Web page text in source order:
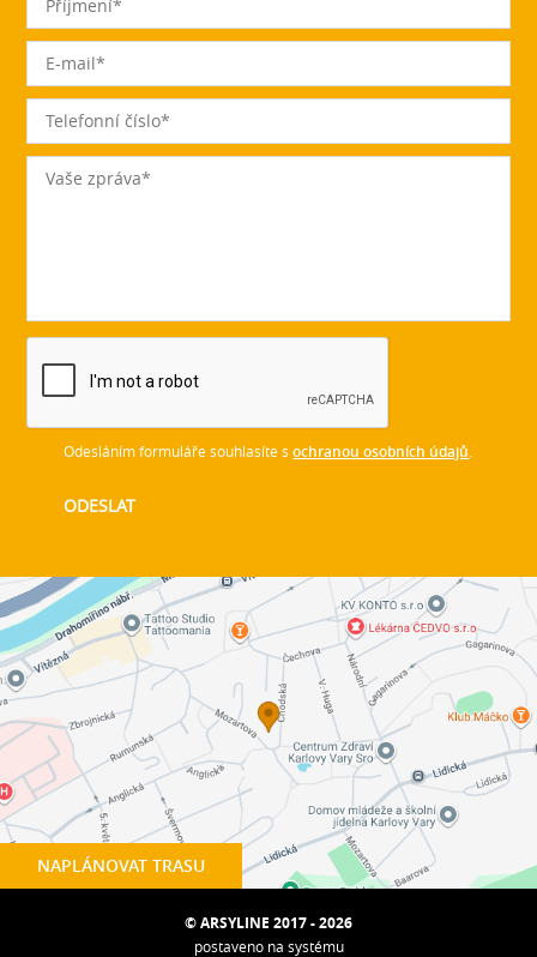
NAPLÁNOVAT TRASU
Odesláním formuláře souhlasíte sochranou osobních údajů
© ARSYLINE 2017 - 2026
postaveno na systému